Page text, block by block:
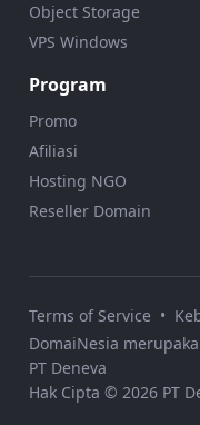
Object Storage
VPS Windows
Program
Promo
Afiliasi
Hosting NGO
Reseller Domain
Terms of Service •
DomaiNesia
PT Deneva
Hak Cipta © 2026 PT